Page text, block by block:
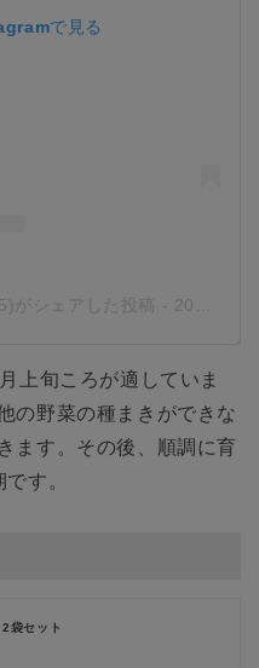
で見る
がシェアした投稿 - 2017年 3月月27日午前6時14分PDT
上旬ころが適していま
の野菜の種まきができな
ます。その後、順調に育
す。
袋セット